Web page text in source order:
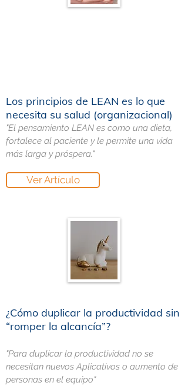
Los principios de LEAN es lo que
necesita su salud (organizacional)
"El pensamiento LEAN es como una dieta,
fortalece al paciente y le permite una vida
más larga y próspera."
Ver Artículo
¿Cómo duplicar la productividad sin
“romper la alcancía”?​
"Para duplicar la productividad no se
necesitan nuevos Aplicativos o aumento de
personas en el equipo"